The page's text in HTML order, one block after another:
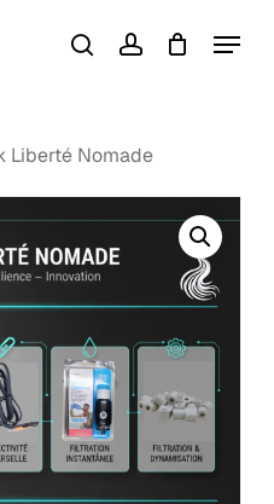
searchaccount
Menu
Close
Liberté Nomade